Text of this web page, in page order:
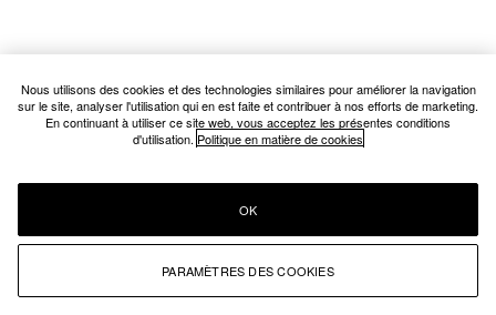
Nous utilisons des cookies et des technologies similaires pour améliorer la navigation
sur le site, analyser l'utilisation qui en est faite et contribuer à nos efforts de marketing.
En continuant à utiliser ce site web, vous acceptez les présentes conditions
d'utilisation. Politique en matière de cookies
PARAMÈTRES DES COOKIES
OK